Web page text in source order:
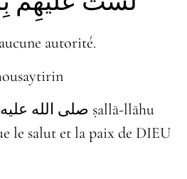
autorité.
ṣallā-llāhu
le salut et la paix de DIEU